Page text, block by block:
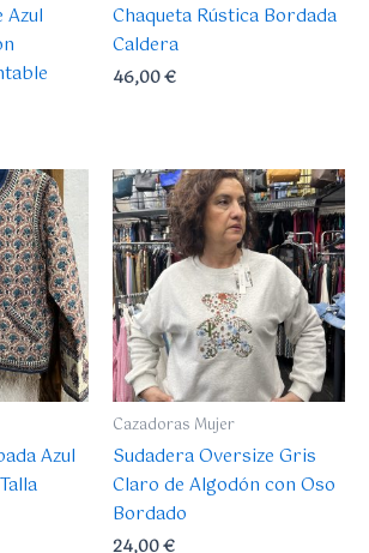
Chaqueta Rústica Bordada
Caldera
46,00€
Azul
Cazadoras Mujer
Sudadera Oversize Gris
Claro de Algodón con Oso
Bordado
24,00€
Este
producto
tiene
múltiples
variantes.
Las
opciones
se
pueden
elegir
en
la
página